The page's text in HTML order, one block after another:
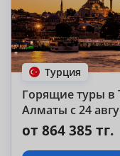
Турция
Горящие туры в
Алматы с 24
августа на 7 дней
от 864 385 тг.